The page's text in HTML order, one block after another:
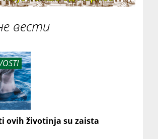
вести
ovih životinja su zaista